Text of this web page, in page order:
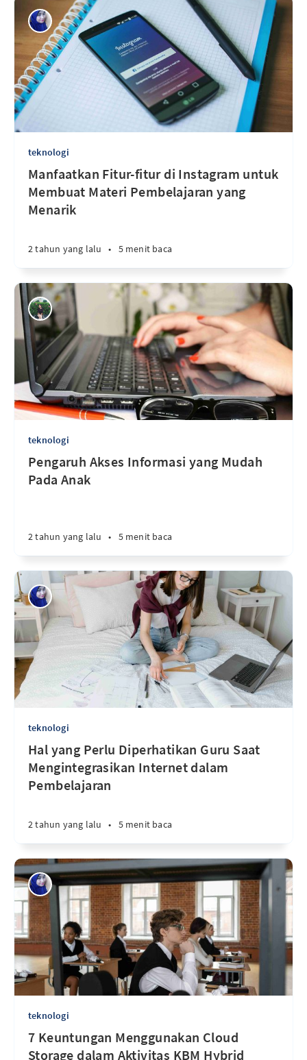
teknologi
Manfaatkan Fitur-fitur di Instagram untuk
Membuat Materi Pembelajaran yang
Menarik
2 tahun yang lalu • 5 menit baca
teknologi
Pengaruh Akses Informasi yang Mudah
Pada Anak
2 tahun yang lalu • 5 menit baca
teknologi
Hal yang Perlu Diperhatikan Guru Saat
Mengintegrasikan Internet dalam
Pembelajaran
2 tahun yang lalu • 5 menit baca
teknologi
7 Keuntungan Menggunakan Cloud
Storage dalam Aktivitas KBM Hybrid